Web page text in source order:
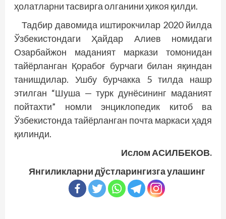
ҳолатларни тасвирга олганини ҳикоя қилди.
Тадбир давомида иштирокчилар 2020 йилда
Ўзбекистондаги Ҳайдар Алиев номидаги
Озарбайжон маданият маркази томонидан
тайёрланган Қорабоғ бурчаги билан яқиндан
танишдилар. Ушбу бурчакка 5 тилда нашр
этилган “Шуша — турк дунёсининг маданият
пойтахти” номли энциклопедик китоб ва
Ўзбекистонда тайёрланган почта маркаси ҳадя
қилинди.
Ислом АСИЛБЕКОВ.
Янгиликларни дўстларингизга улашинг